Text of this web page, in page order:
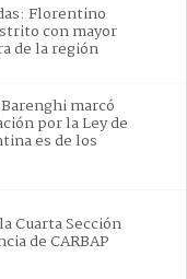
Florentino
con mayor
de la región
marcó
por la Ley de
es de los
Cuarta Sección
de CARBAP